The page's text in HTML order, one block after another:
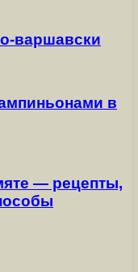
варшавски
в
— рецепты,